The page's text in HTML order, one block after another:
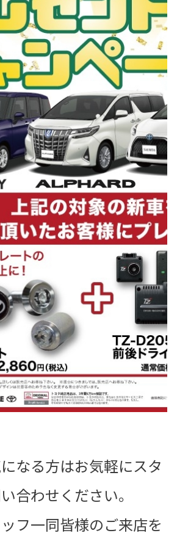
なる方はお気軽にスタ
合わせください。
フ一同皆様のご来店を